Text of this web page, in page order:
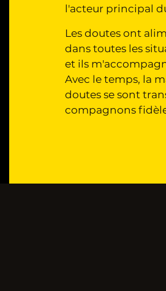
l'acteur principal
Les doutes ont
dans toutes les
et ils
Avec le temps, la
doutes se sont
compagnons